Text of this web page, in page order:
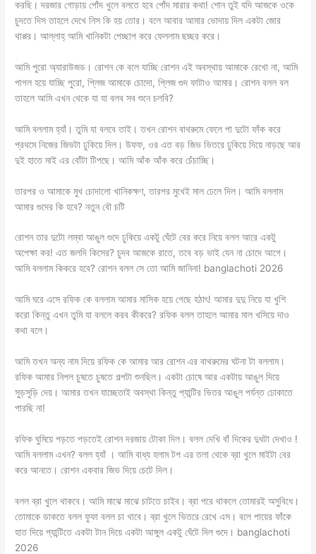
করছি। দরজার গোড়ায় পোঁদ খুলে বলতে হবে পোঁদ মারার কথা! শোন তুই যদি আজকে ওকে
চুদতে দিস তাহলে দেখে নিস কি হয় তোর। বলে আবার আমার ভোদায় দিল একটা জোর
থাপ্পর। আল্লাহ্ আমি খানিকটা পেচ্ছাপ করে ফেললাম ছচ্ছর করে।
আমি পুরো অ্যারাউজড। রোশন কে বলে যাচ্ছি রোশন এই অবস্থায় আমাকে রেখো না, আমি
পাগল হয়ে যাচ্ছি পুরো, প্লিজ আমাকে চোদো, প্লিজ গুদ ফাটাও আমার। রোশন বলল বল
তাহলে আমি এখন থেকে যা যা বলব সব শুনে চলবি?
আমি বললাম হ্যাঁ। তুমি যা বলবে তাই। তখন রোশন বাথরুমে ফেলে পা দুটো ফাঁক করে
প্রথমে নিজের জিভটা ঢুকিয়ে দিল। উফফ, ওর এত বড় জিভ ভিতরে ঢুকিয়ে দিয়ে নাড়ছে আর
দুই হাতে মাই এর বোঁটা টিপছে। আমি আঁক আঁক করে চেঁচাচ্ছি।
তারপর ও আমাকে মুখ চোদালো খানিকক্ষণ, তারপর মুখেই মাল ঢেলে দিল। আমি বললাম
আমার গুদের কি হবে? নতুন বৌ চটি
রোশন তার দুটো লম্বা আঙুল গুদে ঢুকিয়ে একটু ঘেঁটে বের করে নিয়ে বলল আরে একটু
অপেক্ষা কর! এত জলদি কিসের? চুদব আজকে রাতে, তবে বড় ভাই যেন না চোদে আগে।
আমি বললাম কিকরে হবে? রোশন বলল সে তো আমি জানিনা! banglachoti 2026
আমি ঘরে এসে রফিক কে বললাম আমার মাসিক হয়ে গেছে হঠাৎ! আমার দুদু নিয়ে যা খুশি
করো কিন্তু এখন তুমি যা বললে করব কীকরে? রফিক বলল তাহলে আমার মাল খসিয়ে দাও
কথা বলে।
আমি তখন অন্য নাম দিয়ে রফিক কে আমার আর রোশন এর বাথরুমের ঘটনা টা বললাম।
রফিক আমার নিপল চুষতে চুষতে গল্পটা শুনছিল। একটা চোষে আর একটায় আঙুল দিয়ে
সুড়সুড়ি দেয়। আমার তখন যাচ্ছেতাই অবস্থা কিন্তু প্যান্টির ভিতর আঙুল পর্যন্ত ঢোকাতে
পারছি না!
রফিক ঘুমিয়ে পড়তে পড়তেই রোশন দরজায় টোকা দিল। বলল দেখি বাঁ দিকের দুধটা দেখাও !
আমি বললাম এখন? বলল হ্যাঁ । আমি বাধ্য হলাম টপ এর তলা থেকে ব্রা খুলে মাইটা বের
করে আনতে। রোশন একবার জিভ দিয়ে চেটে দিল।
বলল ব্রা খুলে থাকবে। আমি মাঝে মাঝে চাটতে চাইব। ব্রা পরে থাকলে তোমারই অসুবিধে।
তোমাকে ডাকতে বলল ফুফা বলল চা খাবে। ব্রা খুলে ভিতরে রেখে এস। বলে পায়ের ফাঁকে
হাত দিয়ে প্যান্টিতে একটা টান দিয়ে একটা আঙ্গুল একটু ঘেঁটে দিল গুদে। banglachoti
2026